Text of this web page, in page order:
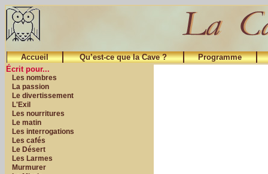
Accueil Qu’est-ce que la Cave ?
Programme
Écrit pour...
Les nombres
La passion
Le divertissement
L'Exil
Les nourritures
Le matin
Les interrogations
Les cafés
Le Désert
Les Larmes
Murmurer